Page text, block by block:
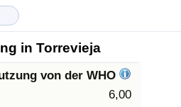
in Torrevieja
von der WHO
6,00
(aktuell)